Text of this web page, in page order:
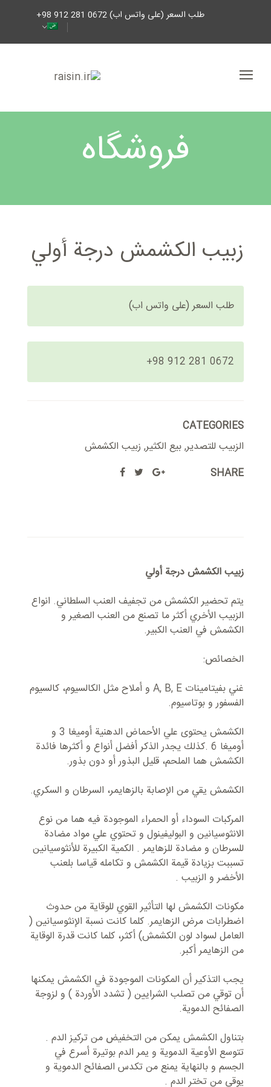
طلب السعر (على واتس اب) 0672 281 912 98+
فروشگاه
زبیب الکشمش درجة أولي
طلب السعر (على واتس اب)
+98 912 281 0672
CATEGORIES
الزبيب للتصدير,بيع الكثير, زبیب الکشمش
SHARE
زبیب الکشمش درجة أولي
یتم تحضیر الکشمش من تجفیف العنب السلطاني. انواع
الزبیب الأخري أکثر ما تصنع من العنب الصغير و
الکشمش في العنب الکبیر.
الخصائص:
غني بفیتامینات A, B, E و أملاح مثل الكالسيوم، کالسیوم
الفسفور و بوتاسیوم.
الکشمش یحتوی علي الأحماض الدهنية أوميغا 3 و
أومیغا 6 .کذلك يجدر الذکر أفضل أنواع و أکثرها فائدة
الکشمش هما الملحم، قلیل البذور أو دون بذور.
الکشمش یقي من الإصابة بالزهايمر، السرطان و السکري.
المرکبات السوداء أو الحمراء الموجودة فیه هما من نوع
الانثوسيانين و البولیفینول و تحتوي علي مواد مضادة
للسرطان و مضادة للزهایمر . الکمیة الکبیرة للأنثوسیانین
تسببت بزیادة قیمة الکشمش و تکامله قیاسا بلعنب
الأخضر و الزبیب .
مکونات الکشمش لها التأثیر القوي للوقایة من حدوث
اضطرابات مرض الزهايمر. کلما کانت نسبة الإنثوسیانین (
العامل لسواد لون الکشمش) أکثر، کلما کانت قدرة الوقایة
من الزهايمر أکبر.
یجب التذکیر أن المکونات الموجودة في الکشمش یمکنها
أن توقي من تصلب الشرایین ( تشدد الأوردة ) و لزوجة
الصفائح الدموية.
بتناول الکشمش یمکن من التخفیض من تركيز الدم .
تتوسع الأوعية الدموية و یمر الدم بوتیرة أسرع في
الجسم و بالنهایة یمنع من تکدس الصفائح الدموية و
یوقی من تختر الدم .